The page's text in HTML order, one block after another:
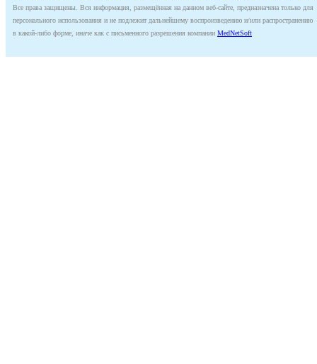
Все права защищены. Вся информация, размещённая на данном веб-сайте, предназначена только для
персонального использования и не подлежит дальнейшему воспроизведению и/или распространению
в какой-либо форме, иначе как с письменного разрешения компании MedNetSoft